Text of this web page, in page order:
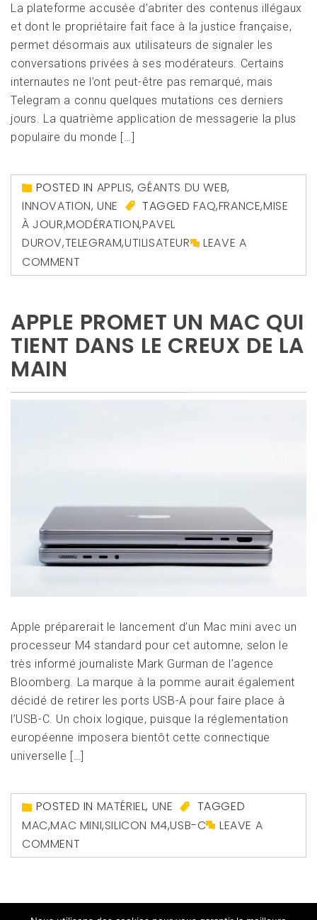
La plateforme accusée d’abriter des contenus illégaux
et dont le propriétaire fait face à la justice française,
permet désormais aux utilisateurs de signaler les
conversations privées à ses modérateurs. Certains
internautes ne l’ont peut-être pas remarqué, mais
Telegram a connu quelques mutations ces derniers
jours. La quatrième application de messagerie la plus
populaire du monde […]
POSTED IN APPLIS,GÉANTS DU WEB,
INNOVATION,UNE TAGGEDFAQ,FRANCE,MISE
À JOUR,MODÉRATION,PAVEL
DUROV,TELEGRAM,UTILISATEUR
LEAVE A
COMMENT
APPLE PROMET UN MAC QUI
TIENT DANS LE CREUX DE LA
MAIN
Apple préparerait le lancement d’un Mac mini avec un
processeur M4 standard pour cet automne, selon le
très informé journaliste Mark Gurman de l’agence
Bloomberg. La marque à la pomme aurait également
décidé de retirer les ports USB-A pour faire place à
l’USB-C. Un choix logique, puisque la réglementation
européenne imposera bientôt cette connectique
universelle […]
POSTED IN MATÉRIEL, UNE
TAGGED
MAC,MAC MINI,SILICON M4,USB-C
LEAVE A
COMMENT